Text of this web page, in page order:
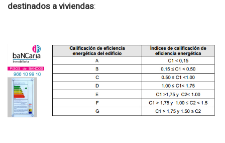
destinados a viviendas: